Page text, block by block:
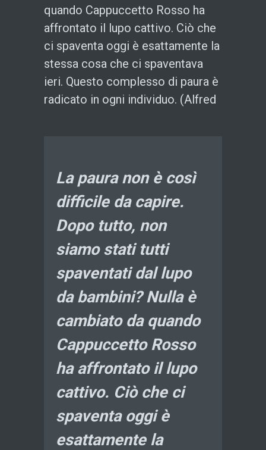
quando Cappuccetto Rosso ha
affrontato il lupo cattivo. Ciò che
ci spaventa oggi è esattamente la
stessa cosa che ci spaventava
ieri. Questo complesso di paura è
radicato in ogni individuo. (Alfred
La paura non è così
difficile da capire.
Dopo tutto, non
siamo stati tutti
spaventati dal lupo
da bambini? Nulla è
cambiato da quando
Cappuccetto Rosso
ha affrontato il lupo
cattivo. Ciò che ci
spaventa oggi è
esattamente la